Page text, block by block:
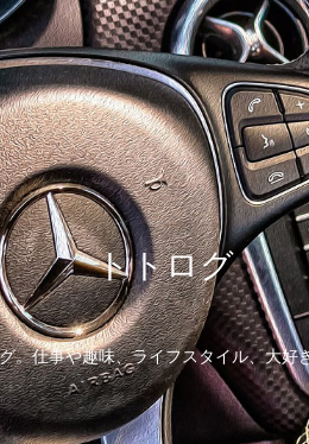
トトログ
。仕事や趣味、ライフスタイル、大好